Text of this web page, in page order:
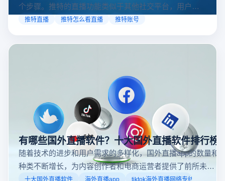
个步骤。推特的直播功能类似于其他社交平台，用户可
以通过关注自己喜欢的账号、浏览话题标签或查看实时
可以随时随地参与实时互动，无论是关注新闻事件、休
推特直播 推特怎么看直播 推特账号
有哪些国外直播软件？十大国外直播软件排行榜
随着技术的进步和用户需求的多样化，国外直播app的数量和
种类不断增长，为内容创作者和电商运营者提供了前所未有
十大国外直播软件 海外直播app tiktok海外直播网络专线